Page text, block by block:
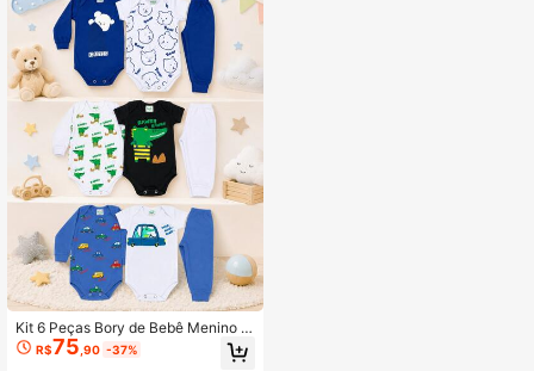
Kit 6 Peças Bory de Bebê Menino M
anga Longa e Manga Curta Calça A
lgodão Roupa de Bebê
R$75 ,90 -37%